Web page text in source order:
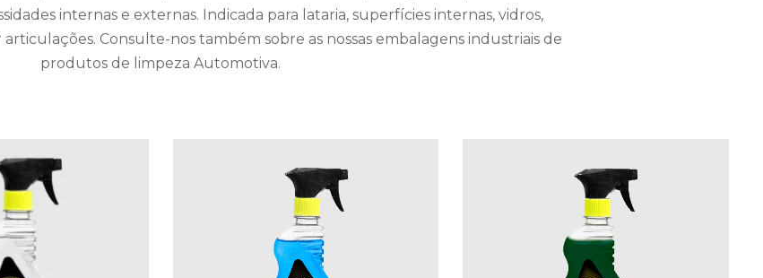
internas e externas. Indicada para lataria, superfícies internas, vidros,
Consulte-nos também sobre as nossas embalagens industriais de
produtos de limpeza Automotiva.